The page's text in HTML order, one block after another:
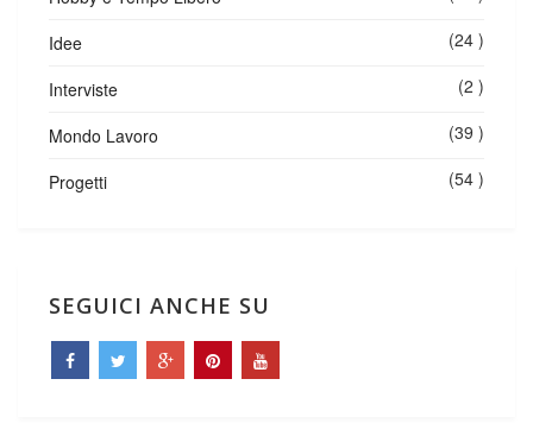
Idee (24 )
Interviste (2 )
Mondo Lavoro (39 )
Progetti (54 )
SEGUICI ANCHE SU